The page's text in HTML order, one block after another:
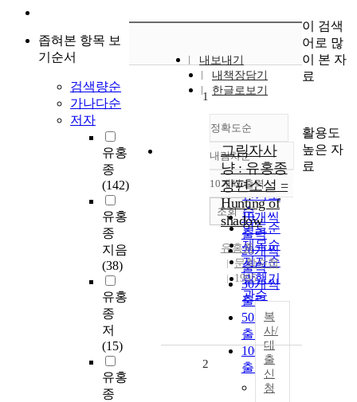
좁혀본 항목 보
기순서
검색량순
가나다순
저자
유홍
종
(142)
유홍
종
지음
(38)
유홍
종
저
(15)
유홍
종
내보내기
내책장담기
한글로보기
정확도순
정확도
순
인기도
순
연도순
제목순
저자순
발행기
관순
내림차순
내림차순
10개씩 출력
10개씩
출력
20개씩
출력
30개씩
출력
50개씩
출력
100개씩
출력
조회
1
그림자사
냥 : 유홍종
장편소설 =
Hunting of
shadow
유홍종
문학수첩
1995
복
사/
대
출
신
청
2
이 검색
어로 많
이 본 자
료
활용도
높은 자
료